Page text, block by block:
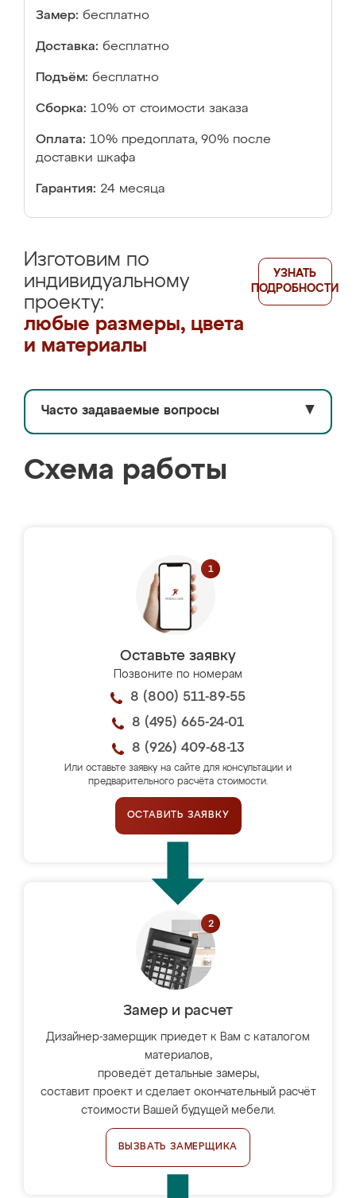
Замер: бесплатно
Доставка: бесплатно
Подъём: бесплатно
Сборка: 10% от стоимости заказа
Оплата: 10% предоплата, 90% после
доставки шкафа
Гарантия: 24 месяца
Изготовим по
индивидуальному
проекту:
любые размеры, цвета
и материалы
УЗНАТЬ
ПОДРОБНОСТИ
Часто задаваемые вопросы ▼
Схема работы
Оставьте заявку
Позвоните по номерам
8 (800) 511-89-55
8 (495) 665-24-01
8 (926) 409-68-13
Или оставьте заявку на сайте для консультации и
предварительного расчёта стоимости.
ОСТАВИТЬ ЗАЯВКУ
Замер и расчет
Дизайнер-замерщик приедет к Вам с каталогом
материалов,
проведёт детальные замеры,
составит проект и сделает окончательный расчёт
стоимости Вашей будущей мебели.
ВЫЗВАТЬ ЗАМЕРЩИКА